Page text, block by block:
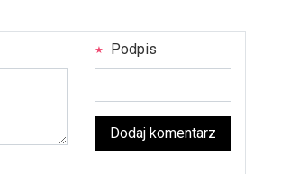
Podpis
Dodaj komentarz